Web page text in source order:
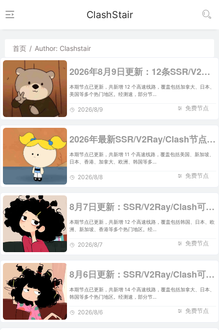
ClashStair
首页 / Author: Clashstair
2026年8月9日更新：12条SSR/V2Ray/Clash可用免费节点
本期节点已更新，共新增 12 个高速线路，覆盖包括加拿大、日本、
美国等多个热门地区。经测速，部分节…
免费节点
2026/8/9
2026年最新SSR/V2Ray/Clash节点分享 | 8月8日实时可用
本期节点已更新，共新增 11 个高速线路，覆盖包括美国、新加坡、
日本、香港、加拿大、欧洲、韩国等多…
免费节点
2026/8/8
8月7日更新：SSR/V2Ray/Clash可用节点12条分享
本期节点已更新，共新增 12 个高速线路，覆盖包括韩国、日本、欧
洲、新加坡、香港等多个热门地区。经…
免费节点
2026/8/7
8月6日更新：SSR/V2Ray/Clash可用节点14条分享
本期节点已更新，共新增 14 个高速线路，覆盖包括加拿大、日本、
韩国等多个热门地区。经测速，部分节…
免费节点
2026/8/6